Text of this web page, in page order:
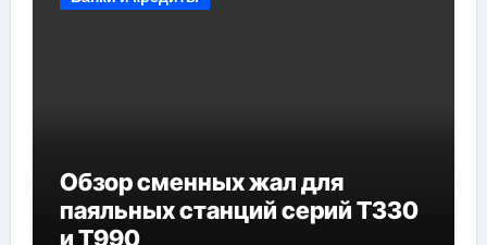
Обзор сменных жал для
паяльных станций серий T330
и T990